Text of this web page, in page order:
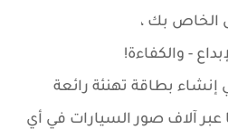
الخاص بك ،
- والكفاءة!
بطاقة تهنئة رائعة
آلاف صور السيارات في أي